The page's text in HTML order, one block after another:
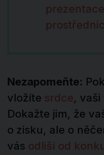
Nezapomeňte:
vložíte srdce,
Dokažte jim, že
o zisku, ale o
vás odliší od